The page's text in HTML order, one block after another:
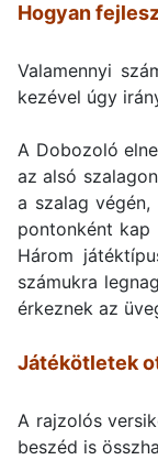
Hogyan
Valamennyi
kezével úgy
A Dobozoló
az alsó
a szalag
pontonként kap
Három
számukra
érkeznek az
Játékötletek
A rajzolós
beszéd is